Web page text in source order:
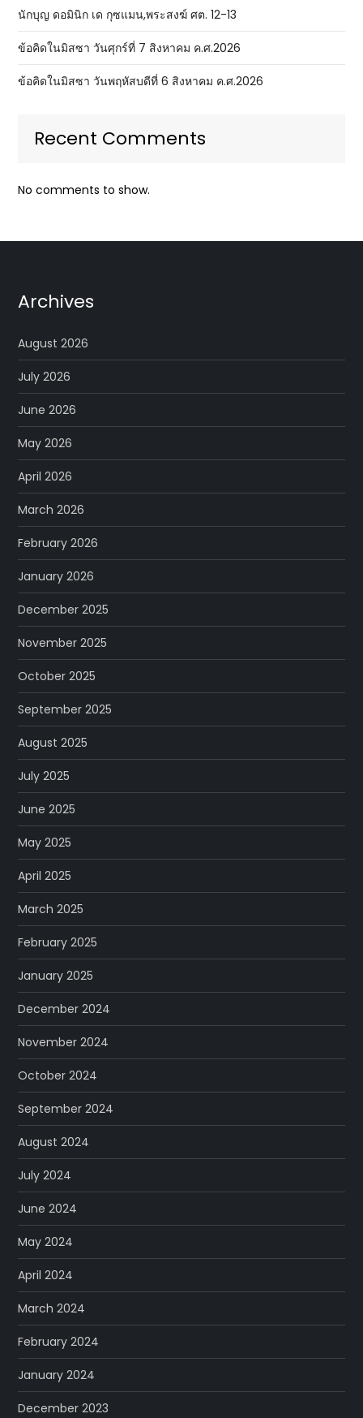
นักบุญ ดอมินิก เด กุซแมน,พระสงฆ์ ศต. 12-13
ข้อคิดในมิสซา วันศุกร์ที่ 7 สิงหาคม ค.ศ.2026
ข้อคิดในมิสซา วันพฤหัสบดีที่ 6 สิงหาคม ค.ศ.2026
Recent Comments
No comments to show.
Archives
August 2026
July 2026
June 2026
May 2026
April 2026
March 2026
February 2026
January 2026
December 2025
November 2025
October 2025
September 2025
August 2025
July 2025
June 2025
May 2025
April 2025
March 2025
February 2025
January 2025
December 2024
November 2024
October 2024
September 2024
August 2024
July 2024
June 2024
May 2024
April 2024
March 2024
February 2024
January 2024
December 2023